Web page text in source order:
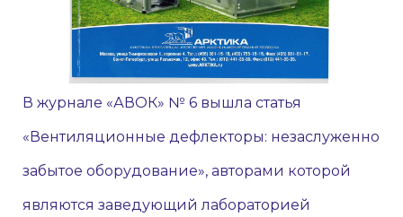
В журнале «АВОК» № 6 вышла статья
«Вентиляционные дефлекторы: незаслуженно
забытое оборудование», авторами которой
являются заведующий лабораторией